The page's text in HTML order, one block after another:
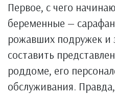
Первое, с чего
беременные —
рожавших подружек и
составить
роддоме, его
обслуживания.